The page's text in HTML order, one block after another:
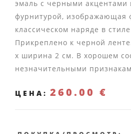
эмаль с черными акцентами
фурнитурой, изображающая
классическом наряде в
Прикреплено к черной
x ширина 2 см. В хорошем
незначительными
ЦЕНА: 260.00 €